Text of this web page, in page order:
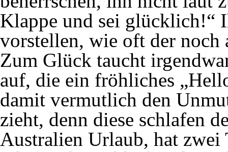
Klappe und sei glücklich!“
vorstellen, wie oft der
Zum Glück taucht
auf, die ein fröhliches
damit vermutlich den
zieht, denn diese schlafen
Australien Urlaub, hat zwei